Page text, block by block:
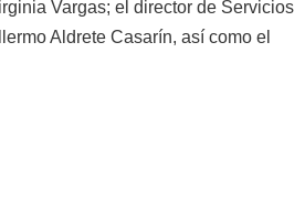
Vargas; el director de Servicios
Aldrete Casarín, así como el